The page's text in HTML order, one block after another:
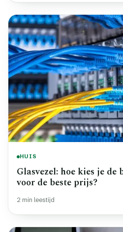
HUIS
Glasvezel: hoe kies je de
voor de beste prijs?
2 min leestijd